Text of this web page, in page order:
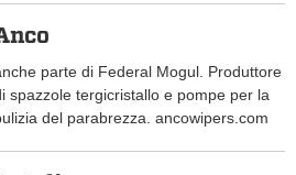
parte di Federal Mogul. Produttore
spazzole tergicristallo e pompe per la
del parabrezza. ancowipers.com